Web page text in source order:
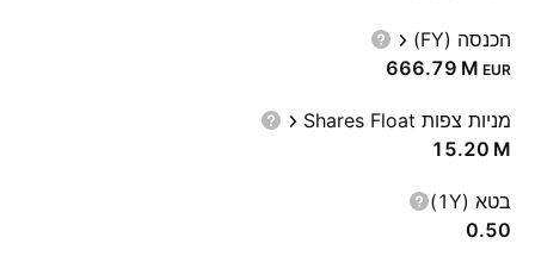
הכנסה (FY)
‪666.79 M‬ EUR
מניות צפות Shares Float
‪15.20 M‬
בטא (1Y)
0.50